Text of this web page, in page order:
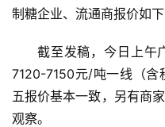
制糖企业、流通商报价如下
截至发稿，今日上午
7120-7150元/吨一线（含
五报价基本一致，另有商
观察。